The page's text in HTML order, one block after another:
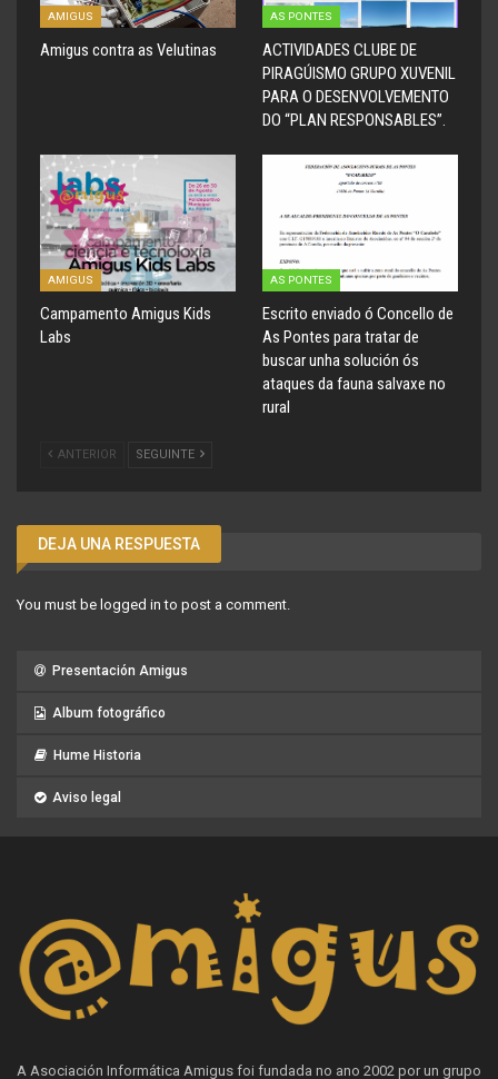
AMIGUS
Amigus contra as Velutinas
AS PONTES
ACTIVIDADES CLUBE DE
PIRAGÚISMO GRUPO XUVENIL
PARA O DESENVOLVEMENTO
DO “PLAN RESPONSABLES”.
AMIGUS
Campamento Amigus Kids
Labs
AS PONTES
Escrito enviado ó Concello de
As Pontes para tratar de
buscar unha solución ós
ataques da fauna salvaxe no
rural
ANTERIOR SEGUINTE
DEJA UNA RESPUESTA
You must be logged in to post a comment.
Presentación Amigus
Album fotográfico
Hume Historia
Aviso legal
A Asociación Informática Amigus foi fundada no ano 2002 por un grupo